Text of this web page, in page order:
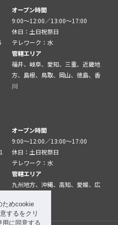
ためcookie
するをクリ
用に同意する
オープン時間
9:00～12:00／13:00～17:00
休日：土日祝祭日
テレワーク：水
管轄エリア
福井、岐阜、愛知、三重、近畿地
方、島根、鳥取、岡山、徳島、香
川
オープン時間
9:00～12:00／13:00～17:00
休日：土日祝祭日
テレワーク：水
管轄エリア
九州地方、沖縄、高知、愛媛、広